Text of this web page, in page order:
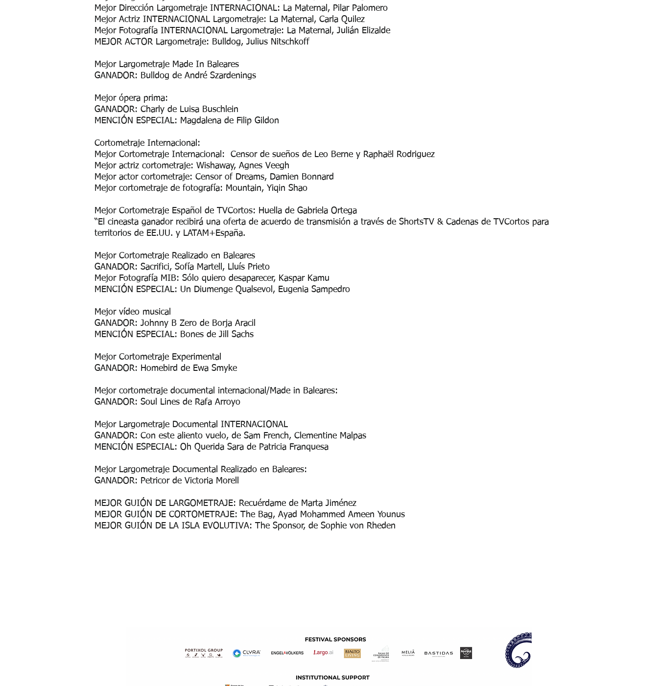
Mejor Dirección Largometraje INTERNACIONAL: La Maternal, Pilar Palomero
Mejor Actriz INTERNACIONAL Largometraje: La Maternal, Carla Quilez
Mejor Fotografía INTERNACIONAL Largometraje: La Maternal, Julián Elizalde
MEJOR ACTOR Largometraje: Bulldog, Julius Nitschkoff
Mejor Largometraje Made In Baleares
GANADOR: Bulldog de André Szardenings
Mejor ópera prima:
GANADOR: Charly de Luisa Buschlein
MENCIÓN ESPECIAL: Magdalena de Filip Gildon
Cortometraje Internacional:
Mejor Cortometraje Internacional: Censor de sueños de Leo Berne y Raphaël Rodriguez
Mejor actriz cortometraje: Wishaway, Agnes Veegh
Mejor actor cortometraje: Censor of Dreams, Damien Bonnard
Mejor cortometraje de fotografía: Mountain, Yiqin Shao
Mejor Cortometraje Español de TVCortos: Huella de Gabriela Ortega
“El cineasta ganador recibirá una oferta de acuerdo de transmisión a través de ShortsTV & Cadenas de TVCortos para
territorios de EE.UU. y LATAM+España.
Mejor Cortometraje Realizado en Baleares
GANADOR: Sacrifici, Sofía Martell, Lluís Prieto
Mejor Fotografía MIB: Sólo quiero desaparecer, Kaspar Kamu
MENCIÓN ESPECIAL: Un Diumenge Qualsevol, Eugenia Sampedro
Mejor vídeo musical
GANADOR: Johnny B Zero de Borja Aracil
MENCIÓN ESPECIAL: Bones de Jill Sachs
Mejor Cortometraje Experimental
GANADOR: Homebird de Ewa Smyke
Mejor cortometraje documental internacional/Made in Baleares:
GANADOR: Soul Lines de Rafa Arroyo
Mejor Largometraje Documental INTERNACIONAL
GANADOR: Con este aliento vuelo, de Sam French, Clementine Malpas
MENCIÓN ESPECIAL: Oh Querida Sara de Patricia Franquesa
Mejor Largometraje Documental Realizado en Baleares:
GANADOR: Petricor de Victoria Morell
MEJOR GUIÓN DE LARGOMETRAJE: Recuérdame de Marta Jiménez
MEJOR GUIÓN DE CORTOMETRAJE: The Bag, Ayad Mohammed Ameen Younus
MEJOR GUIÓN DE LA ISLA EVOLUTIVA: The Sponsor, de Sophie von Rheden